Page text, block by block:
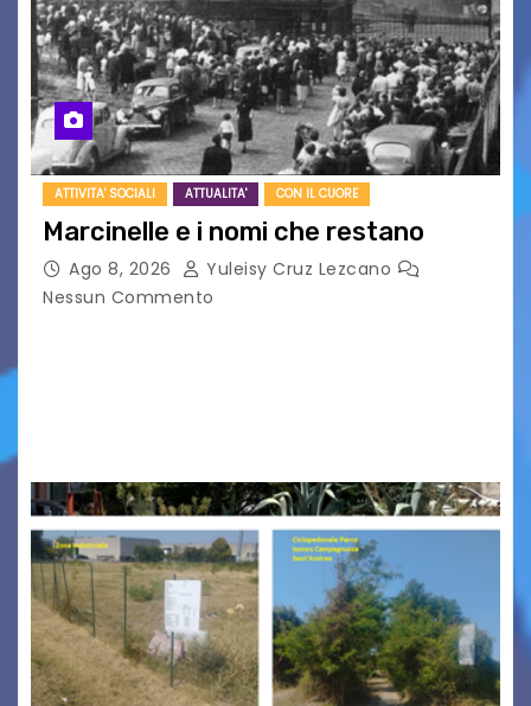
ATTIVITA' SOCIALI ATTUALITA' CON IL CUORE
Marcinelle e i nomi che restano
Ago 8, 2026
Yuleisy Cruz Lezcano
Nessun Commento